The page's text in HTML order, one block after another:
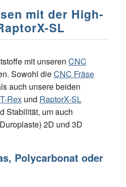
mit der High-
SL
mit unseren CNC
Sowohl dieCNC Fräse
auch unsere beiden
T-Rexund RaptorX-SL
Stabilität, um auch
2D und 3D
Polycarbonat oder